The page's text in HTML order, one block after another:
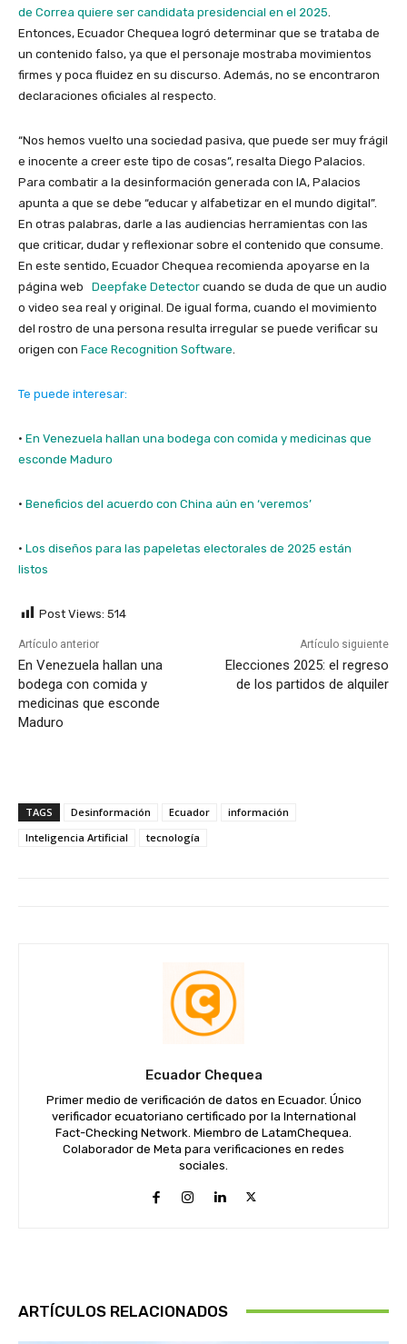
de Correa quiere ser candidata presidencial en el 2025
Entonces, Ecuador Chequea logró determinar que se trataba de
un contenido falso, ya que el personaje mostraba movimientos
firmes y poca fluidez en su discurso. Además, no se encontraron
declaraciones oficiales al respecto.
“Nos hemos vuelto una sociedad pasiva, que puede ser muy frágil
e inocente a creer este tipo de cosas”, resalta Diego Palacios.
Para combatir a la desinformación generada con IA, Palacios
apunta a que se debe “educar y alfabetizar en el mundo digital”.
En otras palabras, darle a las audiencias herramientas con las
que criticar, dudar y reflexionar sobre el contenido que consume.
En este sentido, Ecuador Chequea recomienda apoyarse en la
página web Deepfake Detector cuando se duda de que un audio
o video sea real y original. De igual forma, cuando el movimiento
del rostro de una persona resulta irregular se puede verificar su
origen con Face Recognition Software
Te puede interesar:
· En Venezuela hallan una bodega con comida y medicinas que
esconde Maduro
· Beneficios del acuerdo con China aún en ‘veremos’
· Los diseños para las papeletas electorales de 2025 están
listos
Post Views: 514
Artículo anterior
En Venezuela hallan una
bodega con comida y
medicinas que esconde
Maduro
Artículo siguiente
Elecciones 2025: el regreso
de los partidos de alquiler
TAGS Desinformación Ecuador
información
Inteligencia Artificial
tecnología
Ecuador Chequea
Primer medio de verificación de datos en Ecuador. Único
verificador ecuatoriano certificado por la International
Fact-Checking Network. Miembro de LatamChequea.
Colaborador de Meta para verificaciones en redes
sociales.
ARTÍCULOS RELACIONADOS